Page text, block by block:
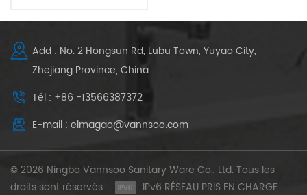
Add : No. 2 Hongsun Rd, Lubu Town, Yuyao City,
Zhejiang Province, China
Tél : +86 -13566387372
E-mail : elmagao@vannsoo.com
© 2026 Ningbo Vannsoo Sanitary Ware Co., Ltd. Tous les
droits sont réservés .
IPv6 RÉSEAU PRIS EN CHARGE